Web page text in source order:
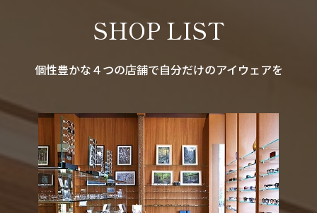
SHOP LIST
個性豊かな４つの店舗で自分だけのアイウェアを